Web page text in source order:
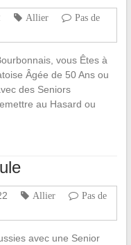
Allier
Pas de
vous Êtes à
Âgée de 50 Ans ou
des Seniors
au Hasard ou
Allier
Pas de
avec une Senior